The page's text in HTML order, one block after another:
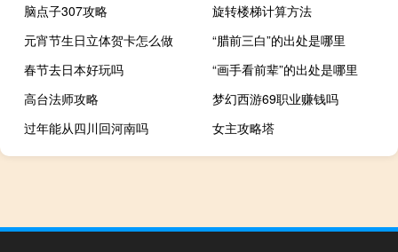
脑点子307攻略
旋转楼梯计算方法
元宵节生日立体贺卡怎么做
“腊前三白”的出处是哪里
春节去日本好玩吗
“画手看前辈”的出处是哪里
高台法师攻略
梦幻西游69职业赚钱吗
过年能从四川回河南吗
女主攻略塔